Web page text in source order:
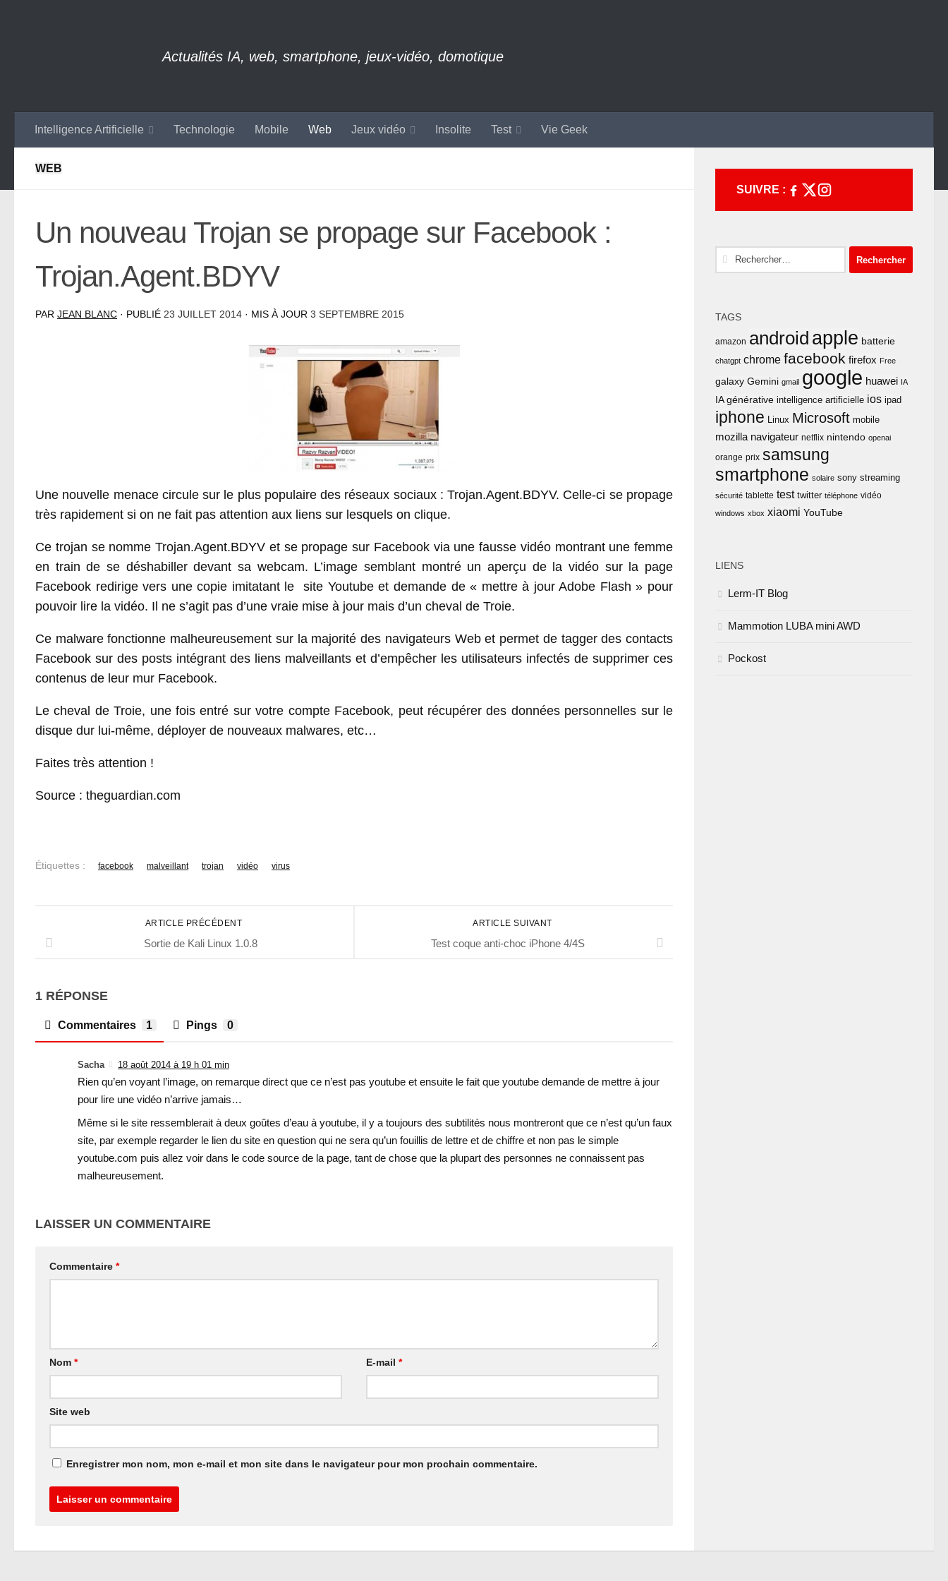
Actualités IA, web, smartphone, jeux-vidéo, domotique
Intelligence Artificielle Technologie Mobile Web Jeux vidéo Insolite Test Vie Geek
WEB
Un nouveau Trojan se propage sur Facebook :
Trojan.Agent.BDYV
PAR JEAN BLANC · PUBLIÉ 23 JUILLET 2014 · MIS À JOUR 3 SEPTEMBRE 2015
Une nouvelle menace circule sur le plus populaire des réseaux sociaux : Trojan.Agent.BDYV. Celle-ci se propage
très rapidement si on ne fait pas attention aux liens sur lesquels on clique.
Ce trojan se nomme Trojan.Agent.BDYV et se propage sur Facebook via une fausse vidéo montrant une femme
en train de se déshabiller devant sa webcam. L’image semblant montré un aperçu de la vidéo sur la page
Facebook redirige vers une copie imitatant le site Youtube et demande de « mettre à jour Adobe Flash » pour
pouvoir lire la vidéo. Il ne s’agit pas d’une vraie mise à jour mais d’un cheval de Troie.
Ce malware fonctionne malheureusement sur la majorité des navigateurs Web et permet de tagger des contacts
Facebook sur des posts intégrant des liens malveillants et d’empêcher les utilisateurs infectés de supprimer ces
contenus de leur mur Facebook.
Le cheval de Troie, une fois entré sur votre compte Facebook, peut récupérer des données personnelles sur le
disque dur lui-même, déployer de nouveaux malwares, etc…
Faites très attention !
Source : theguardian.com
Étiquettes : facebook malveillant trojan vidéo virus
ARTICLE SUIVANT
Test coque anti-choc iPhone 4/4S
ARTICLE PRÉCÉDENT
Sortie de Kali Linux 1.0.8
1 RÉPONSE
Commentaires 1 Pings 0
Sacha 18 août 2014 à 19 h 01 min
Rien qu’en voyant l’image, on remarque direct que ce n’est pas youtube et ensuite le fait que youtube demande de mettre à jour
pour lire une vidéo n’arrive jamais…
Même si le site ressemblerait à deux goûtes d’eau à youtube, il y a toujours des subtilités nous montreront que ce n’est qu’un faux
site, par exemple regarder le lien du site en question qui ne sera qu’un fouillis de lettre et de chiffre et non pas le simple
youtube.com puis allez voir dans le code source de la page, tant de chose que la plupart des personnes ne connaissent pas
malheureusement.
LAISSER UN COMMENTAIRE
Commentaire *
Nom * E-mail*
Site web
Enregistrer mon nom, mon e-mail et mon site dans le navigateur pour mon prochain commentaire.
SUIVRE :
Rechercher :
TAGS
amazon android apple batterie
chatgpt chrome facebook firefox Free
galaxy Gemini gmail google huawei IA
IA générative intelligence artificielle ios ipad
iphone Linux Microsoft mobile
mozilla navigateur netflix nintendo openai
orange prix samsung
smartphone solaire sony streaming
sécurité tablette test twitter téléphone vidéo
windows xbox xiaomi YouTube
LIENS
Lerm-IT Blog
Mammotion LUBA mini AWD
Pockost